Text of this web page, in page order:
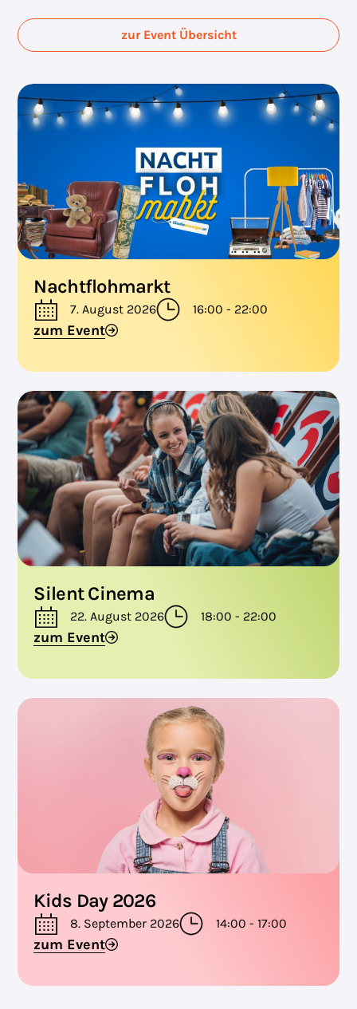
zur Event Übersicht
Nachtflohmarkt
7. August 2026 16:00 - 22:00
zum Event
Silent Cinema
22. August 2026 18:00 - 22:00
zum Event
Kids Day 2026
8. September 2026 14:00 - 17:00
zum Event